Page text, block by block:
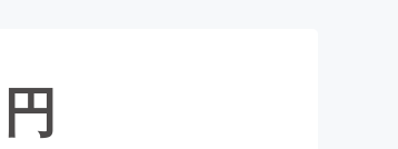
ファッション
円